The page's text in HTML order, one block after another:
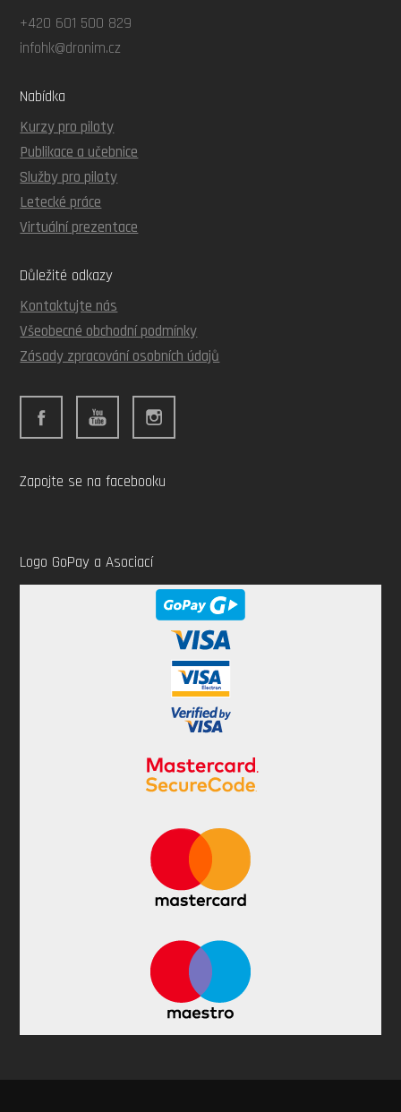
+420 601 500 829
infohk@dronim.cz
Nabídka
Kurzy pro piloty
Publikace a učebnice
Služby pro piloty
Letecké práce
Virtuální prezentace
Důležité odkazy
Kontaktujte nás
Všeobecné obchodní podmínky
Zásady zpracování osobních údajů
Zapojte se na facebooku
Logo GoPay a Asociací